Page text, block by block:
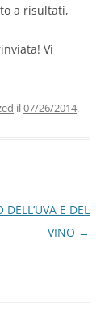
a risultati,
Vi
il07/26/2014.
DELL’UVA E DEL
VINO →